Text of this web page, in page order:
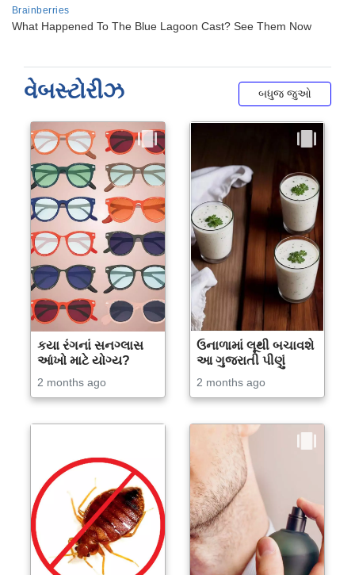
વેબસ્ટોરીઝ બધુજ જુઓ
કયા રંગનાં સનગ્લાસ
આંખો માટે યોગ્ય?
2 months ago
ઉનાળામાં લૂથી બચાવશે
આ ગુજરાતી પીણું
2 months ago